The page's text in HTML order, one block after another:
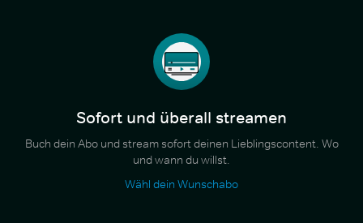
Sofort und überall streamen
Buch dein Abo und stream sofort deinen Lieblingscontent. Wo
und wann du willst.
Wähl dein Wunschabo